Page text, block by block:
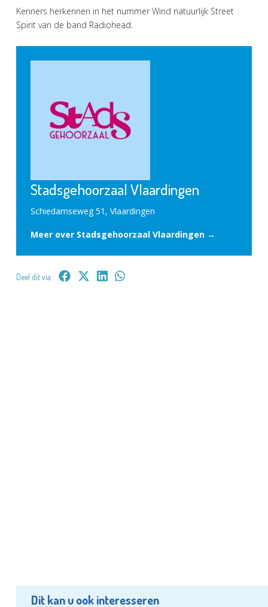
Kenners herkennen in het nummer Wind natuurlijk Street
Spirit van de band Radiohead.
Stadsgehoorzaal Vlaardingen
Schiedamseweg 51, Vlaardingen
Meer over Stadsgehoorzaal Vlaardingen →
Deel dit via:
Dit kan u ook interesseren